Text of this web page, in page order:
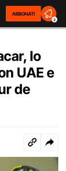
ABBONATI
2
lo
UAE e
de